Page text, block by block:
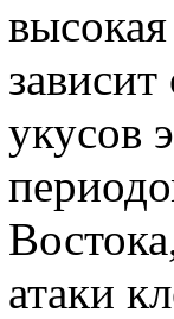
укусов
атаки